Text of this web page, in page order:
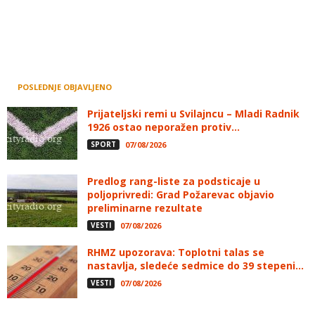
POSLEDNJE OBJAVLJENO
Prijateljski remi u Svilajncu – Mladi Radnik
1926 ostao neporažen protiv...
SPORT 07/08/2026
Predlog rang-liste za podsticaje u
poljoprivredi: Grad Požarevac objavio
preliminarne rezultate
VESTI 07/08/2026
RHMZ upozorava: Toplotni talas se
nastavlja, sledeće sedmice do 39 stepeni...
VESTI 07/08/2026